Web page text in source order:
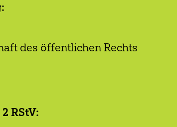
des öffentlichen Rechts
RStV: